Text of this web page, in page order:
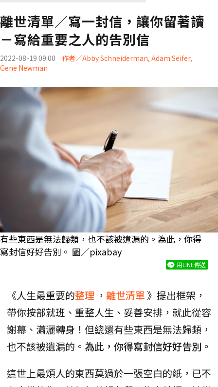
離世清單／寫一封信，讓你留著讀
－寫給重要之人的告別信
2022-08-19 09:00
作者／Abby Schneiderman, Adam Seifer,
Gene Newman
有些東西是無法歸類，也不該被遺漏的。為此，你得
寫封信好好告別。 圖／pixabay
用LINE傳送
《人生最重要的整理 ， 離世清單 》提出框架，
帶你按部就班、重整人生、妥善安排，就此從容
謝幕、瀟灑轉身！但總還有些東西是無法歸類，
也不該被遺漏的。 為此，你得寫封信好好告別。
這世上最煩人的東西莫過於一張空白的紙，已不